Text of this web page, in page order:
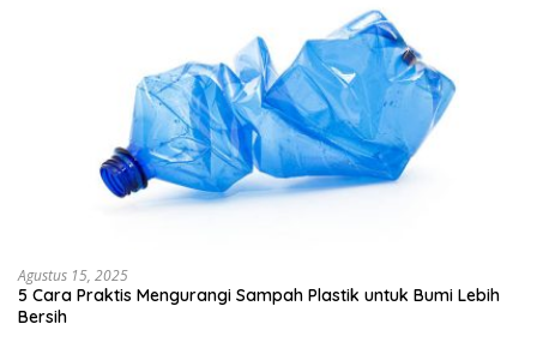
Agustus 15, 2025
5 Cara Praktis Mengurangi Sampah Plastik untuk Bumi Lebih
Bersih